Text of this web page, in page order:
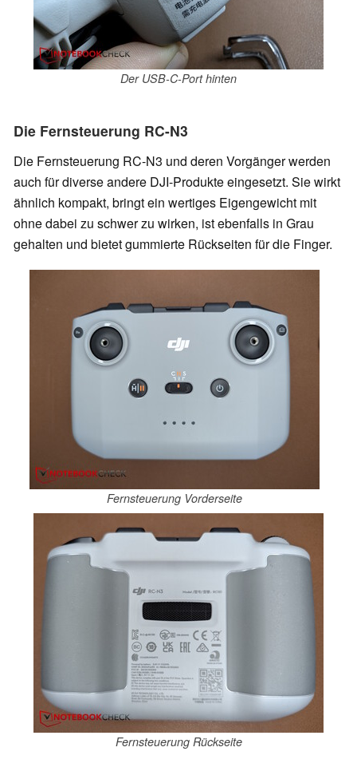
Der USB-C-Port hinten
Die Fernsteuerung RC-N3
Die Fernsteuerung RC-N3 und deren Vorgänger werden
auch für diverse andere DJI-Produkte eingesetzt. Sie wirkt
ähnlich kompakt, bringt ein wertiges Eigengewicht mit
ohne dabei zu schwer zu wirken, ist ebenfalls in Grau
gehalten und bietet gummierte Rückseiten für die Finger.
Fernsteuerung Vorderseite
Fernsteuerung Rückseite